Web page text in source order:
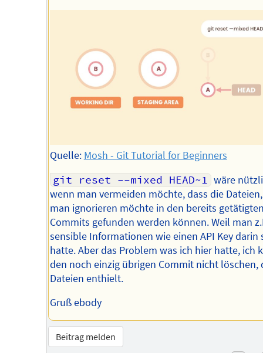
Quelle: Mosh - Git Tutorial for Beginners
git reset --mixed HEAD~1 wäre
wenn man vermeiden möchte, dass die
man ignorieren möchte in den bereits
Commits gefunden werden können. Weil man
sensible Informationen wie einen API Key darin
hatte. Aber das Problem was ich hier hatte, ich
den noch einzig übrigen Commit nicht löschen,
Dateien enthielt.
Gruß ebody
Beitrag melden